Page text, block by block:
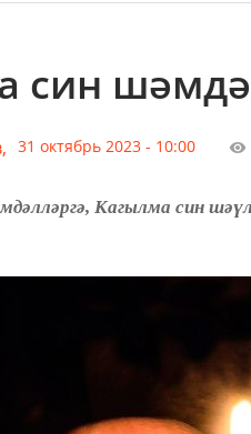
син
31 октябрь 2023 - 10:00
Кагылма син